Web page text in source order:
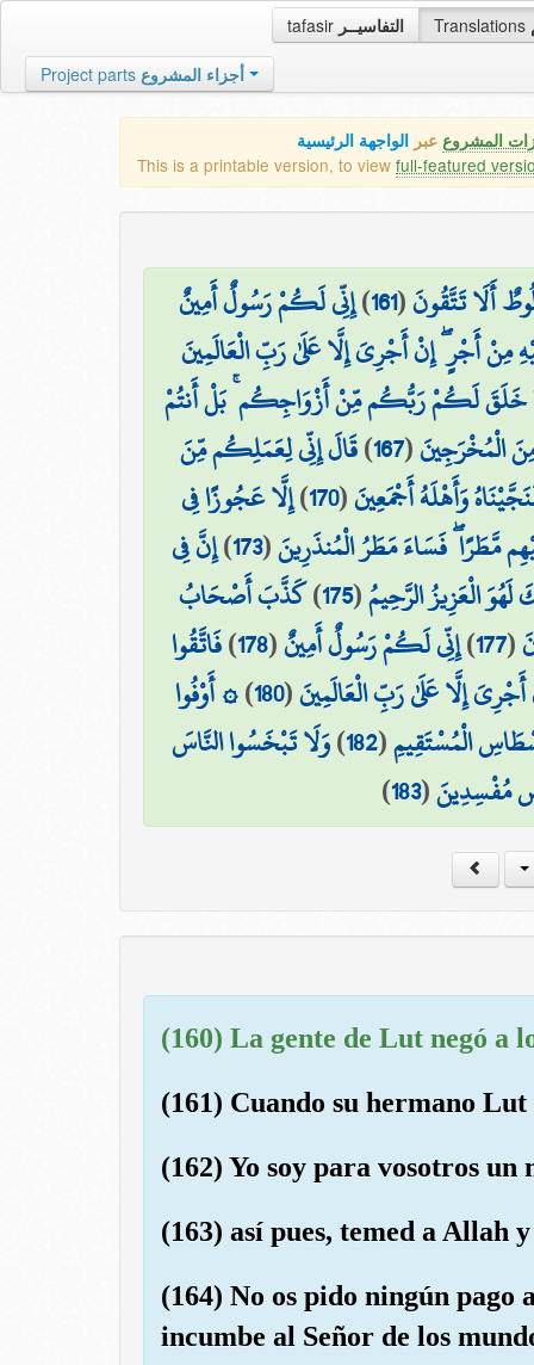
tafasir التفاسيــر Translations
Project parts أجزاء المشروع
المشروع عبر الواجهة الرئيسية
This is a printable version, to view full-featured
أَلَا تَتَّقُونَ(
161
)إِنِّي لَكُمْ رَسُولٌ أَمِينٌ
مِنْ أَجْرٍ ۖ إِنْ أَجْرِيَ إِلَّا عَلَىٰ رَبِّ الْعَالَمِينَ
خَلَقَ لَكُمْ رَبُّكُم مِّنْ أَزْوَاجِكُم ۚ بَلْ أَنتُمْ
الْمُخْرَجِينَ(
167
)قَالَ إِنِّي لِعَمَلِكُم مِّنَ
وَأَهْلَهُ أَجْمَعِينَ(
170
)إِلَّا عَجُوزًا فِي
مَّطَرًا ۖ فَسَاءَ مَطَرُ الْمُنذَرِينَ(
173
)إِنَّ فِي
الْعَزِيزُ الرَّحِيمُ(
175
)كَذَّبَ أَصْحَابُ
(
177
)إِنِّي لَكُمْ رَسُولٌ أَمِينٌ(
178
)فَاتَّقُوا
إِلَّا عَلَىٰ رَبِّ الْعَالَمِينَ(
180
)۞ أَوْفُوا
الْمُسْتَقِيمِ(
182
)وَلَا تَبْخَسُوا النَّاسَ
مُفْسِدِينَ(
183
)
(160) La gente de Lut negó a
(161) Cuando su hermano
(162) Yo soy para vosotros
(163) así pues, temed a Allah
(164) No os pido ningún pago
incumbe al Señor de los